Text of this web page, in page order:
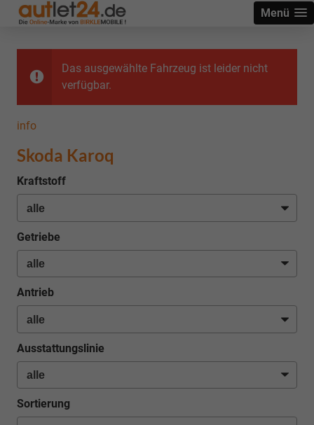
Menü
Das ausgewählte Fahrzeug ist leider nicht
verfügbar.
info
Skoda Karoq
Kraftstoff
Getriebe
Antrieb
Ausstattungslinie
Sortierung